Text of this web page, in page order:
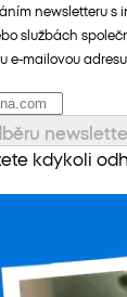
newsletteru s
službách
e-mailovou adresu.
kdykoli